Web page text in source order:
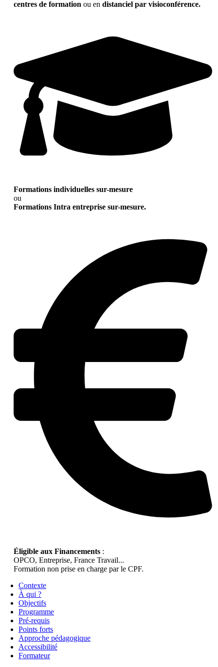
centres de formation ou en distanciel par visioconférence.
Formations individuelles sur-mesure
ou
Formations Intra entreprise sur-mesure.
Éligible aux Financements :
OPCO, Entreprise, France Travail...
Formation non prise en charge par le CPF.
Contexte
À qui ?
Objectifs
Programme
Pré-requis
Points forts
Approche pédagogique
Accessibilité
Formateur